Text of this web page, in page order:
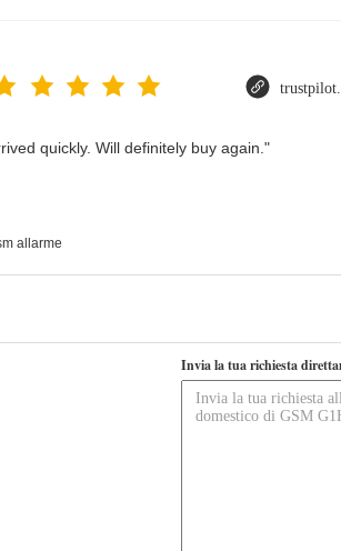
quickly. Will definitely buy again."
allarme
Invia la tua richiesta